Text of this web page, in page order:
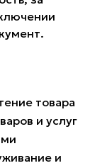
товара
и услуг
и